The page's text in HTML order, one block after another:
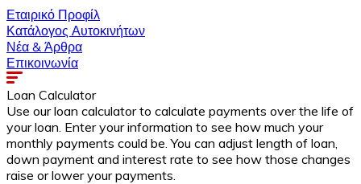
Εταιρικό Προφίλ
Κατάλογος Αυτοκινήτων
Νέα & Άρθρα
Επικοινωνία
Loan Calculator
Use our loan calculator to calculate payments over the life of
your loan. Enter your information to see how much your
monthly payments could be. You can adjust length of loan,
down payment and interest rate to see how those changes
raise or lower your payments.